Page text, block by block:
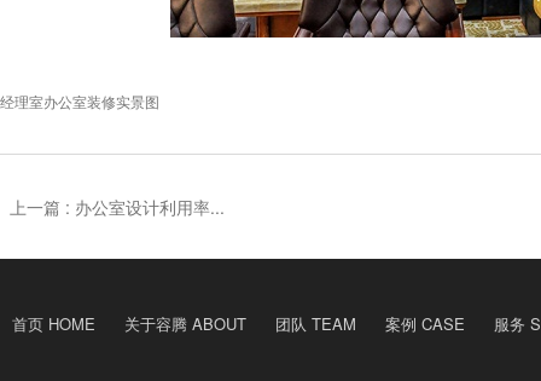
经理室办公室装修实景图
上一篇 : 办公室设计利用率...
首页 HOME 关于容腾 ABOUT 团队 TEAM 案例 CASE 服务